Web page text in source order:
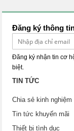
Đăng ký thông
Đăng ký nhận tin cơ
biệt.
TIN TỨC
Chia sẻ kinh nghiệm
Tin tức khuyến mãi
Thiết bị tình dục